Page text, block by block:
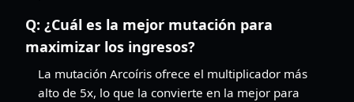
Q: ¿Cuál es la mejor mutación para
maximizar los ingresos?
La mutación Arcoíris ofrece el multiplicador más
alto de 5x, lo que la convierte en la mejor para